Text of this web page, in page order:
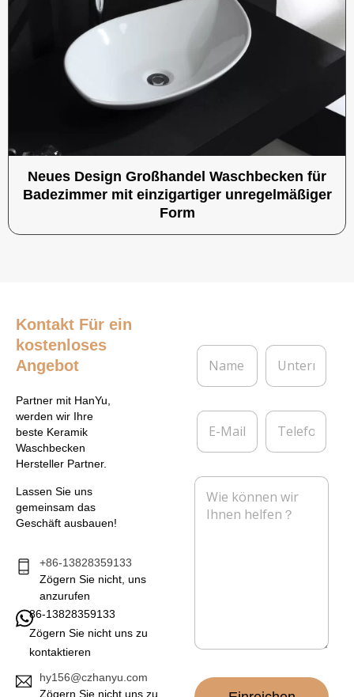
Neues Design Großhandel Waschbecken für
Badezimmer mit einzigartiger unregelmäßiger
Form
Kontakt Für ein
kostenloses
Angebot
Partner mit HanYu,
werden wir Ihre
beste Keramik
Waschbecken
Hersteller Partner.
Lassen Sie uns
gemeinsam das
Geschäft ausbauen!
+86-13828359133
Zögern Sie nicht, uns
anzurufen
86-13828359133
Zögern Sie nicht uns zu
kontaktieren
hy156@czhanyu.com
Zögern Sie nicht uns zu
N
m
*
U
t
r
h
n
E
M
i
T
l
f
o
n
N